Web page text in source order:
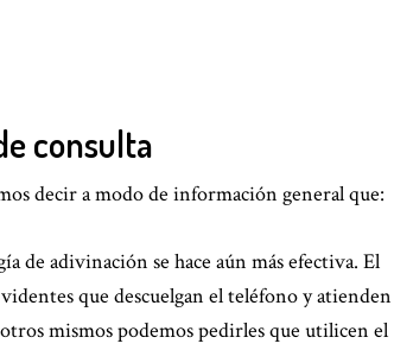
consulta
decir a modo de información general que:
de adivinación se hace aún más efectiva. El
que descuelgan el teléfono y atienden
mismos podemos pedirles que utilicen el